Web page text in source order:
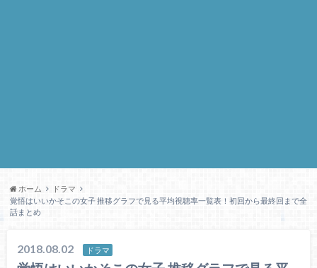
ホーム
ドラマ
覚悟はいいかそこの女子 推移グラフで見る平均視聴率一覧表！初回から最終回まで全
話まとめ
2018.08.02 ドラマ